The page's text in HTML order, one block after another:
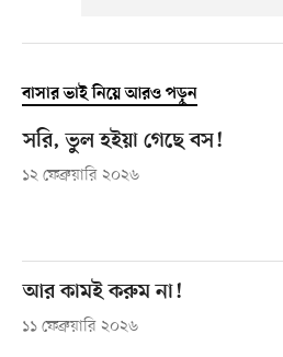
বাসার ভাই নিয়ে আরও পড়ুন
সরি, ভুল হইয়া গেছে বস!
১২ ফেব্রুয়ারি ২০২৬
আর কামই করুম না!
১১ ফেব্রুয়ারি ২০২৬